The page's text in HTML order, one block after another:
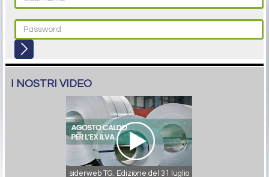
I NOSTRI VIDEO
siderweb TG. Edizione del 31 luglio